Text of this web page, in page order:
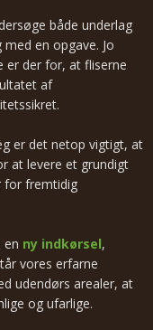
både underlag
en opgave. Jo
er der for, at fliserne
af
er det netop vigtigt, at
at levere et grundigt
for fremtidig
en ny indkørsel,
vores erfarne
udendørs arealer, at
og ufarlige.